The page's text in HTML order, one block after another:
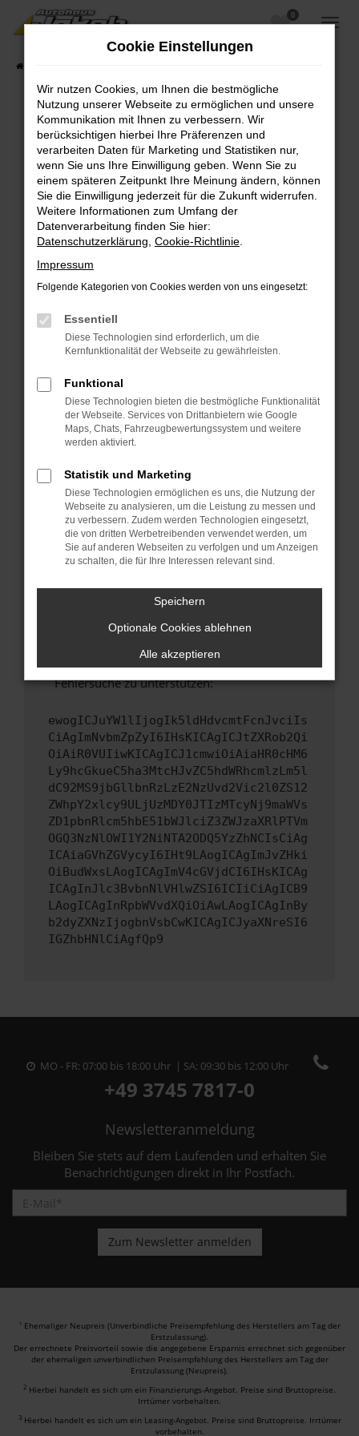
Zum
Hauptinhalt
0
Fehler: Network Error
Beim Laden ist ein Fehler aufgetreten.
Hier sind ein paar Tipps, die dir helfen können:
Überprüfe deine Firewall und deine
Internetverbindung.
Laden andere Webseiten, zum Beispiel deine
Suchmaschine?
Prüfe deine Browsererweiterungen.
Manche Erweiterungen, wie Werbeblocker,
können das Laden bestimmter Seiten
verhindern. Funktioniert die Seite in einem
Fenster?
Starte dein Gerät neu.
Das kann manchmal helfen, vorübergehende
Probleme zu beheben.
Betriebssystem auf dem neuesten Stand
sind.
Veraltete Software birgt nicht nur ein
Sicherheitsrisiko, sondern kann auch dazu
führen, dass bestimmte Funktionen nicht mehr
unterstützt werden.
Wende dich an den Webseitenbetreiber.
Wenn du alle oben genannten Schritte versucht
hast, kontaktiere uns bitte. Wir werden
versuchen, das Problem zu beheben. Du kannst
uns diesen Text schicken, um uns bei der
Fehlersuche zu unterstützen:
ewogICJuYW1lIjogIk5ldHdvcmtFcnJvciIs
CiAgImNvbmZpZyI6IHsKICAgICJtZXRob2Qi
OiAiR0VUIiwKICAgICJ1cmwiOiAiaHR0cHM6
Ly9hcGkueC5ha3MtcHJvZC5hdWRhcmlzLm5l
dC92MS9jbGllbnRzLzE2NzUvd2Vic2l0ZS12
ZWhpY2xlcy9ULjUzMDY0JTIzMTcyNj9maWVs
ZD1pbnRlcm5hbE51bWJlciZ3ZWJzaXRlPTVm
OGQ3NzNlOWI1Y2NiNTA2ODQ5YzZhNCIsCiAg
ICAiaGVhZGVycyI6IHt9LAogICAgImJvZHki
OiBudWxsLAogICAgImV4cGVjdCI6IHsKICAg
ICAgInJlc3BvbnNlVHlwZSI6ICIiCiAgICB9
LAogICAgInRpbWVvdXQiOiAwLAogICAgInBy
b2dyZXNzIjogbnVsbCwKICAgICJyaXNreSI6
IGZhbHNlCiAgfQp9
MO - FR: 07:00 bis 18:00 Uhr | SA: 09:30 bis 12:00 Uhr
+49 3745 7817-0
Newsletteranmeldung
Bleiben Sie stets auf dem Laufenden und erhalten Sie
Benachrichtigungen direkt in Ihr Postfach.
1 Ehemaliger Neupreis (Unverbindliche Preisempfehlung des Herstellers am Tag der
Erstzulassung).
Der errechnete Preisvorteil sowie die angegebene Ersparnis errechnet sich gegenüber
der ehemaligen unverbindlichen Preisempfehlung des Herstellers am Tag der
Erstzulassung (Neupreis).
2 Hierbei handelt es sich um ein Finanzierungs-Angebot. Preise sind Bruttopreise.
Irrtümer vorbehalten.
3 Hierbei handelt es sich um ein Leasing-Angebot. Preise sind Bruttopreise. Irrtümer
vorbehalten.
Cookie Einstellungen
Wir nutzen Cookies, um Ihnen die bestmögliche
Nutzung unserer Webseite zu ermöglichen und unsere
Kommunikation mit Ihnen zu verbessern. Wir
berücksichtigen hierbei Ihre Präferenzen und
verarbeiten Daten für Marketing und Statistiken nur,
wenn Sie uns Ihre Einwilligung geben. Wenn Sie zu
einem späteren Zeitpunkt Ihre Meinung ändern, können
Sie die Einwilligung jederzeit für die Zukunft widerrufen.
Weitere Informationen zum Umfang der
Datenverarbeitung finden Sie hier:
Datenschutzerklärung Cookie-Richtlinie
Impressum
Folgende Kategorien von Cookies werden von uns eingesetzt:
Essentiell
Diese Technologien sind erforderlich, um die
Kernfunktionalität der Webseite zu gewährleisten.
Funktional
Diese Technologien bieten die bestmögliche Funktionalität
der Webseite. Services von Drittanbietern wie Google
Maps, Chats, Fahrzeugbewertungssystem und weitere
werden aktiviert.
Statistik und Marketing
Diese Technologien ermöglichen es uns, die Nutzung der
Webseite zu analysieren, um die Leistung zu messen und
zu verbessern. Zudem werden Technologien eingesetzt,
die von dritten Werbetreibenden verwendet werden, um
Sie auf anderen Webseiten zu verfolgen und um Anzeigen
zu schalten, die für Ihre Interessen relevant sind.
Speichern
Optionale Cookies ablehnen
Alle akzeptieren